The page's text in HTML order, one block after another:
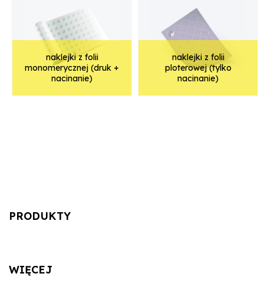
naklejki z folii
monomerycznej (druk +
nacinanie)
naklejki z folii
ploterowej (tylko
nacinanie)
PRODUKTY
WIĘCEJ